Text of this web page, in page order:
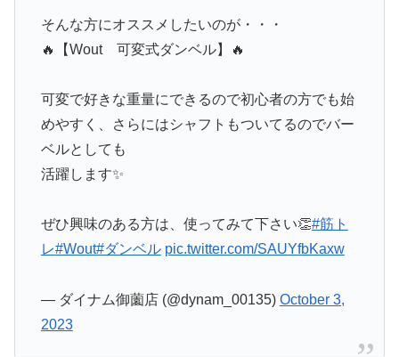
そんな方にオススメしたいのが・・・
🔥【Wout 可変式ダンベル】🔥
可変で好きな重量にできるので初心者の方でも始
めやすく、さらにはシャフトもついてるのでバー
ベルとしても
活躍します✨
ぜひ興味のある方は、使ってみて下さい👏#筋ト
レ#Wout#ダンベル pic.twitter.com/SAUYfbKaxw
— ダイナム御薗店 (@dynam_00135) October 3,
2023